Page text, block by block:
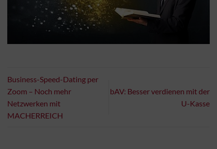
Business-Speed-Dating per
Zoom – Noch mehr
Netzwerken mit
MACHERREICH
bAV: Besser verdienen mit der
U-Kasse